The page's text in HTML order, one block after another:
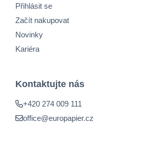
Přihlásit se
Začít nakupovat
Novinky
Kariéra
Kontaktujte nás
+420 274 009 111
office@europapier.cz